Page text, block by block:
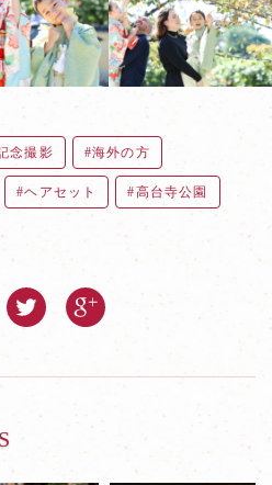
念撮影 海外の方
ヘアセット 高台寺公園